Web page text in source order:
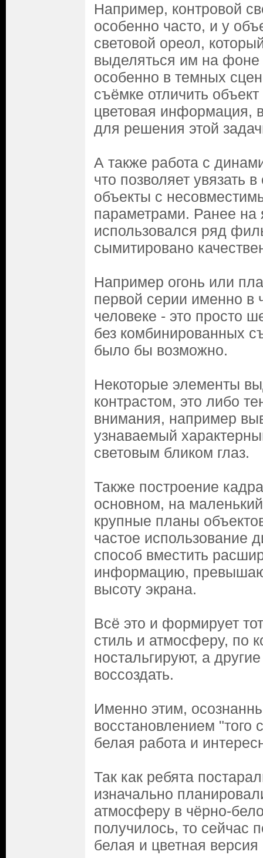
Например, контровой
особенно часто, и у
световой ореол,
выделяться им на фоне
особенно в темных
съёмке отличить
цветовая информация,
для решения этой
А также работа с
что позволяет увязать
объекты с
параметрами. Ранее на
использовался ряд
сымитировано
Например огонь или
первой серии именно в
человеке - это просто
без комбинированных
было бы возможно.
Некоторые элементы
контрастом, это либо
внимания, например
узнаваемый
световым бликом глаз.
Также построение
основном, на
крупные планы
частое использование
способ вместить
информацию,
высоту экрана.
Всё это и формирует
стиль и атмосферу, по
ностальгируют, а
воссоздать.
Именно этим,
восстановлением "того
белая работа и
Так как ребята
изначально
атмосферу в чёрно-
получилось, то сейчас
белая и цветная